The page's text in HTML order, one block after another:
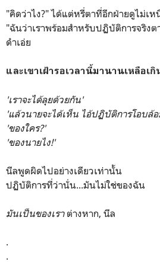
"คิดว่าไง?" ได้แต่หรี่ตาที่อีกฝ่ายดูไม่เ
"ฉันว่าเราพร้อมสำหรับปฏิบัติการจริง
ดำเอ่ย
และเขาเฝ้ารอเวลานี้มานานเหลือเกิ
'เราจะได้ลุยด้วยกัน'
'แล้วนายจะได้เห็น ไอ้ปฏิบัติการโอบล้
'ของใคร?'
'ของนายไง!'
นีลพูดผิดไปอย่างเดียวเท่านั้น
ปฏิบัติการที่ว่านั่น...มันไม่ใช่ของฉัน
มันเป็นของเรา ต่างหาก, นีล
.
.